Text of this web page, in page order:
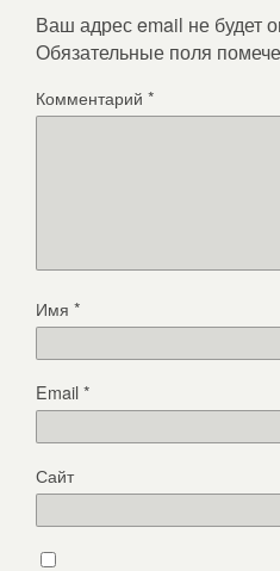
Ваш адрес email не будет
Обязательные поля
Комментарий *
Имя *
Email*
Сайт